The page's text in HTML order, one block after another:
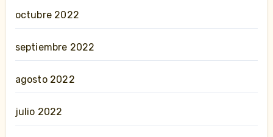
octubre 2022
septiembre 2022
agosto 2022
julio 2022